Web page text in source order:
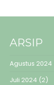
ARSIP
Agustus 2024
Juli 2024 (2)